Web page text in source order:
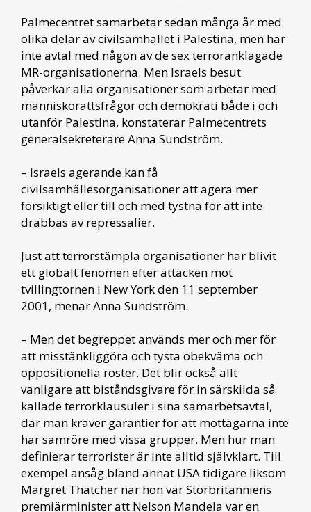
Palmecentret samarbetar sedan många år med
olika delar av civilsamhället i Palestina, men har
inte avtal med någon av de sex terroranklagade
MR-organisationerna. Men Israels besut
påverkar alla organisationer som arbetar med
människorättsfrågor och demokrati både i och
utanför Palestina, konstaterar Palmecentrets
generalsekreterare Anna Sundström.
– Israels agerande kan få
civilsamhällesorganisationer att agera mer
försiktigt eller till och med tystna för att inte
drabbas av repressalier.
Just att terrorstämpla organisationer har blivit
ett globalt fenomen efter attacken mot
tvillingtornen i New York den 11 september
2001, menar Anna Sundström.
– Men det begreppet används mer och mer för
att misstänkliggöra och tysta obekväma och
oppositionella röster. Det blir också allt
vanligare att biståndsgivare för in särskilda så
kallade terrorklausuler i sina samarbetsavtal,
där man kräver garantier för att mottagarna inte
har samröre med vissa grupper. Men hur man
definierar terrorister är inte alltid självklart. Till
exempel ansåg bland annat USA tidigare liksom
Margret Thatcher när hon var Storbritanniens
premiärminister att Nelson Mandela var en